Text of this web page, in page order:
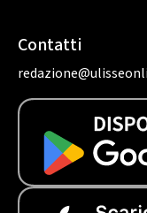
Contatti